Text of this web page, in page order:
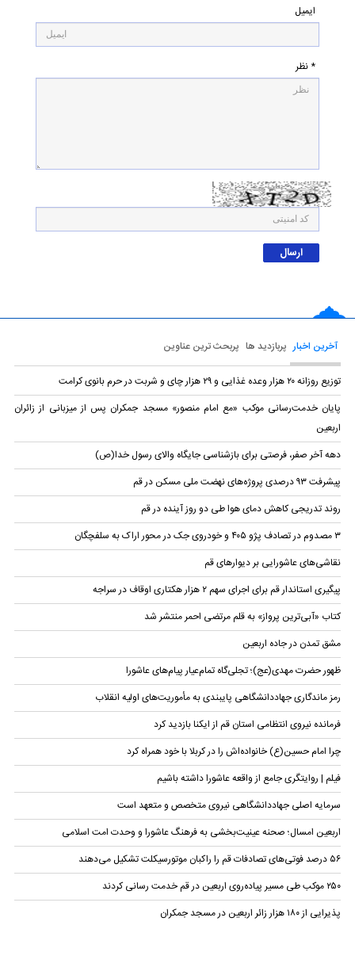
ایمیل
* نظر
آخرین اخبار پربازدید ها پربحث ترین عناوین
توزیع روزانه ۲۰ هزار وعده غذایی و ۲۹ هزار چای و شربت در حرم بانوی کرامت
پایان خدمت‌رسانی موکب «مع امام منصور» مسجد جمکران پس از میزبانی از زائران
اربعین
دهه آخر صفر، فرصتی برای بازشناسی جایگاه والای رسول خدا(ص)
پیشرفت ۹۳ درصدی پروژه‌های نهضت ملی مسکن در قم
روند تدریجی کاهش دمای هوا طی دو روز آینده در قم
۳ مصدوم در تصادف پژو ۴۰۵ و خودروی جک در محور اراک به سلفچگان
نقاشی‌های عاشورایی بر دیوار‌های قم
پیگیری استاندار قم برای اجرای سهم ۲ هزار هکتاری اوقاف در سراجه
کتاب «آبی‌ترین پرواز» به قلم مرتضی احمر منتشر شد
مشق تمدن در جاده اربعین
ظهور حضرت مهدی(عج)؛ تجلی‌گاه تمام‌عیار پیام‌های عاشورا
رمز ماندگاری جهاددانشگاهی پایبندی به مأموریت‌های اولیه انقلاب
فرمانده نیروی انتظامی استان قم از ایکنا بازدید کرد
چرا امام حسین(ع) خانواده‌اش را در کربلا با خود همراه کرد
فیلم | روایتگری جامع از واقعه عاشورا داشته باشیم
سرمایه اصلی جهاددانشگاهی نیروی متخصص و متعهد است
اربعین امسال؛ صحنه عینیت‌بخشی به فرهنگ عاشورا و وحدت امت اسلامی
۵۶ درصد فوتی‌های تصادفات قم را راکبان موتورسیکلت تشکیل می‌دهند
۲۵۰ موکب طی مسیر پیاده‌روی اربعین در قم خدمت رسانی کردند
پذیرایی از ۱۸۰ هزار زائر اربعین در مسجد جمکران